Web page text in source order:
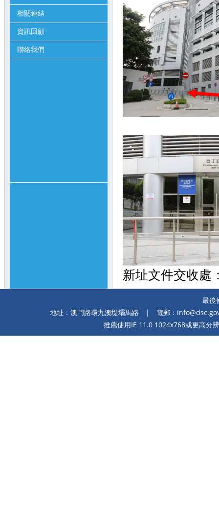
相關連結
資訊回顧
聯絡我們
新址文件交收處
最後
地址：澳門路環九澳堤壩馬路 | 電郵：
推薦使用IE 11.0 1024x768或更